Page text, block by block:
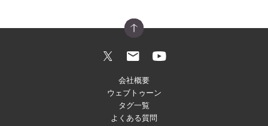
会社概要
ウェブトゥーン
タグ一覧
よくある質問